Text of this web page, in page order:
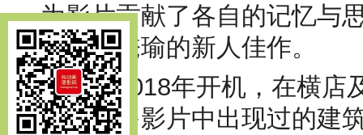
为影片贡献了各自的记忆与
但瑕不掩瑜的新人佳作。
影片于2018年开机，在横店
日，许多影片中出现过的建